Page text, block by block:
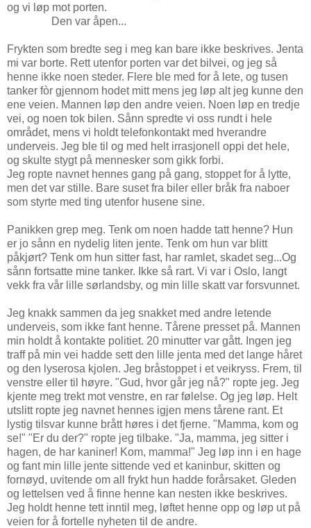
og vi løp mot porten.
Den var åpen...
Frykten som bredte seg i meg kan bare ikke beskrives. Jenta
mi var borte. Rett utenfor porten var det bilvei, og jeg så
henne ikke noen steder. Flere ble med for å lete, og tusen
tanker fòr gjennom hodet mitt mens jeg løp alt jeg kunne den
ene veien. Mannen løp den andre veien. Noen løp en tredje
vei, og noen tok bilen. Sånn spredte vi oss rundt i hele
området, mens vi holdt telefonkontakt med hverandre
underveis. Jeg ble til og med helt irrasjonell oppi det hele,
og skulte stygt på mennesker som gikk forbi.
Jeg ropte navnet hennes gang på gang, stoppet for å lytte,
men det var stille. Bare suset fra biler eller bråk fra naboer
som styrte med ting utenfor husene sine.
Panikken grep meg. Tenk om noen hadde tatt henne? Hun
er jo sånn en nydelig liten jente. Tenk om hun var blitt
påkjørt? Tenk om hun sitter fast, har ramlet, skadet seg...Og
sånn fortsatte mine tanker. Ikke så rart. Vi var i Oslo, langt
vekk fra vår lille sørlandsby, og min lille skatt var forsvunnet.
Jeg knakk sammen da jeg snakket med andre letende
underveis, som ikke fant henne. Tårene presset på. Mannen
min holdt å kontakte politiet. 20 minutter var gått. Ingen jeg
traff på min vei hadde sett den lille jenta med det lange håret
og den lyserosa kjolen. Jeg bråstoppet i et veikryss. Frem, til
venstre eller til høyre. "Gud, hvor går jeg nå?" ropte jeg. Jeg
kjente meg trekt mot venstre, en rar følelse. Og jeg løp. Helt
utslitt ropte jeg navnet hennes igjen mens tårene rant. Et
lystig tilsvar kunne brått høres i det fjerne. "Mamma, kom og
se!" "Er du der?" ropte jeg tilbake. "Ja, mamma, jeg sitter i
hagen, de har kaniner! Kom, mamma!" Jeg løp inn i en hage
og fant min lille jente sittende ved et kaninbur, skitten og
fornøyd, uvitende om all frykt hun hadde forårsaket. Gleden
og lettelsen ved å finne henne kan nesten ikke beskrives.
Jeg holdt henne tett inntil meg, løftet henne opp og løp ut på
veien for å fortelle nyheten til de andre.